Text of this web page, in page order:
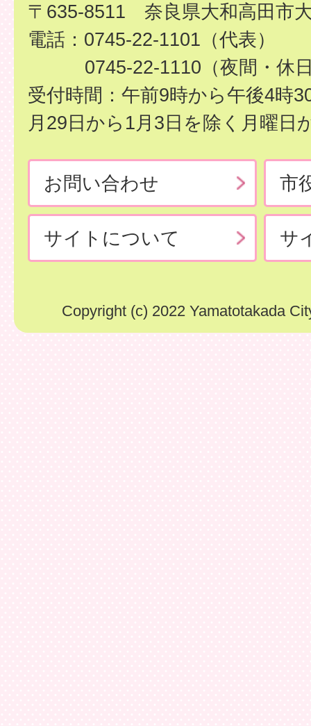
〒635-8511 奈良県大和高田市
電話：0745-22-1101（代表）
0745-22-1110（夜間・休
受付時間：午前9時から午後4時
月29日から1月3日を除く月曜日
お問い合わせ 市
サイトについて サ
Copyright (c) 2022 Yamatotakada